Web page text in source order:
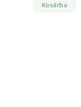
Kosárba